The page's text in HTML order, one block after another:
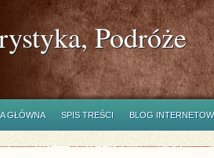
Podróże
GŁÓWNA SPIS TREŚCI BLOG